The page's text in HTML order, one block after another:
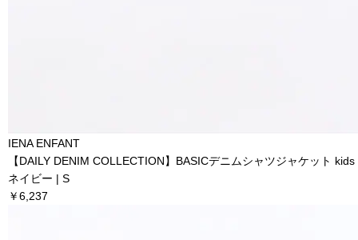
IENA ENFANT
【DAILY DENIM COLLECTION】BASICデニムシャツジャケット kids
ネイビー | S
￥6,237